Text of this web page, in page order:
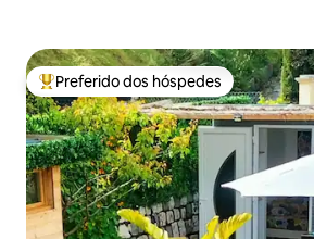
Entre os melhores preferidos dos
Preferido dos hóspedes